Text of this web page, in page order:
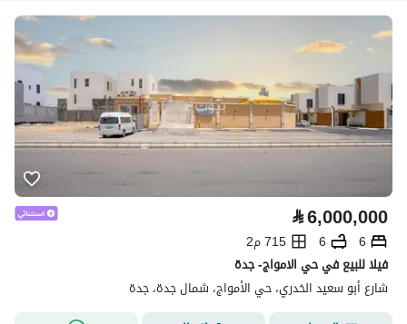
⃁6,000,000
6
6
715 م2
فيلا للبيع في حي الامواج- جدة
شارع أبو سعيد الخدري، حي الأمواج، شمال جدة، جدة